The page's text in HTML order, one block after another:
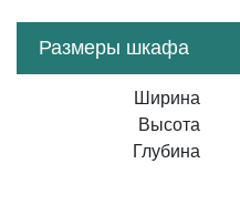
Размеры шкафа
Ширина
Высота
Глубина